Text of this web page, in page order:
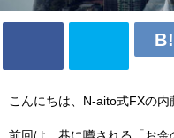
こんにちは、N-aito式FXの内